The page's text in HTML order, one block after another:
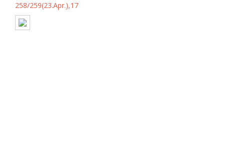
258/259(23.Apr.),17